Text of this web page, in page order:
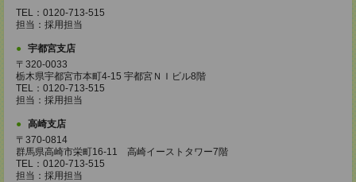
TEL：0120-713-515
担当：採用担当
宇都宮支店
〒320-0033
栃木県宇都宮市本町4-15 宇都宮ＮＩビル8階
TEL：0120-713-515
担当：採用担当
高崎支店
〒370-0814
群馬県高崎市栄町16-11 高崎イーストタワー7階
TEL：0120-713-515
担当：採用担当